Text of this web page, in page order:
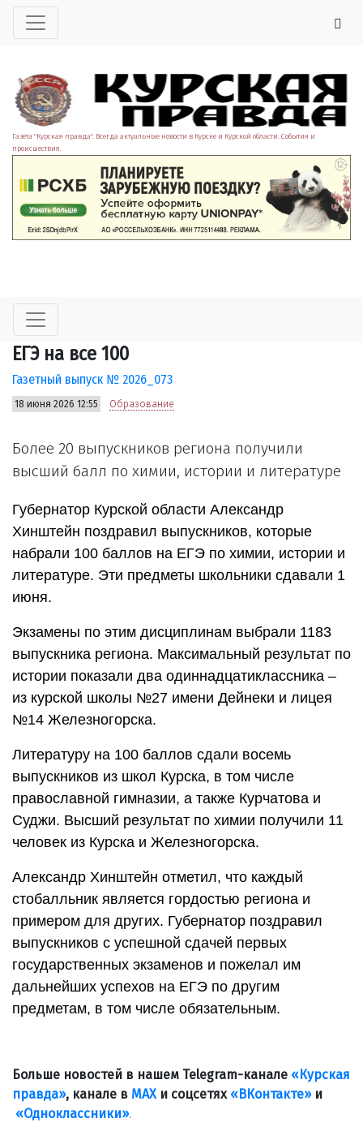
Газета "Курская правда". Всегда актуальные новости в Курске и Курской области. События и
происшествия.
ЕГЭ на все 100
Газетный выпуск № 2026_073
18 июня 2026 12:55 Образование
Более 20 выпускников региона получили
высший балл по химии, истории и литературе
Губернатор Курской области Александр
Хинштейн поздравил выпускников, которые
набрали 100 баллов на ЕГЭ по химии, истории и
литературе. Эти предметы школьники сдавали 1
июня.
Экзамены по этим дисциплинам выбрали 1183
выпускника региона. Максимальный результат по
истории показали два одиннадцатиклассника –
из курской школы №27 имени Дейнеки и лицея
№14 Железногорска.
Литературу на 100 баллов сдали восемь
выпускников из школ Курска, в том числе
православной гимназии, а также Курчатова и
Суджи. Высший результат по химии получили 11
человек из Курска и Железногорска.
Александр Хинштейн отметил, что каждый
стобалльник является гордостью региона и
примером для других. Губернатор поздравил
выпускников с успешной сдачей первых
государственных экзаменов и пожелал им
дальнейших успехов на ЕГЭ по другим
предметам, в том числе обязательным.
Больше новостей в нашем Telegram-канале «Курская
правда», канале в МАХи соцсетях «ВКонтакте»и
«Одноклассники».